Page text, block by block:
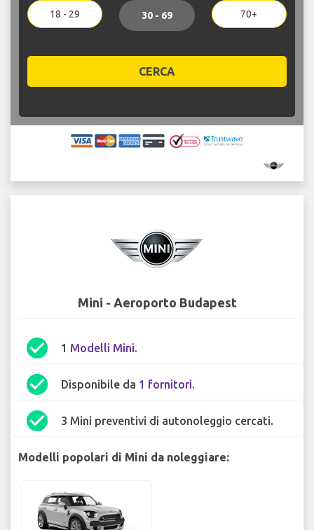
18 - 29 30 - 69 70+
CERCA
Mini - Aeroporto Budapest
check_circle 1 Modelli Mini.
check_circle Disponibile da 1 fornitori.
check_circle 3 Mini preventivi di autonoleggio cercati.
Modelli popolari di Mini da noleggiare: